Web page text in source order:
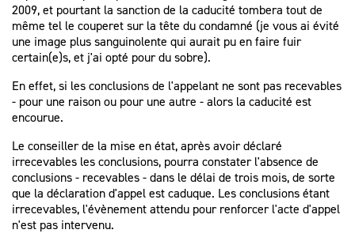
2009, et pourtant la sanction de la caducité tombera tout de
même tel le couperet sur la tête du condamné (je vous ai évité
une image plus sanguinolente qui aurait pu en faire fuir
certain(e)s, et j'ai opté pour du sobre).
En effet, si les conclusions de l'appelant ne sont pas recevables
- pour une raison ou pour une autre - alors la caducité est
encourue.
Le conseiller de la mise en état, après avoir déclaré
irrecevables les conclusions, pourra constater l'absence de
conclusions - recevables - dans le délai de trois mois, de sorte
que la déclaration d'appel est caduque. Les conclusions étant
irrecevables, l'évènement attendu pour renforcer l'acte d'appel
n'est pas intervenu.